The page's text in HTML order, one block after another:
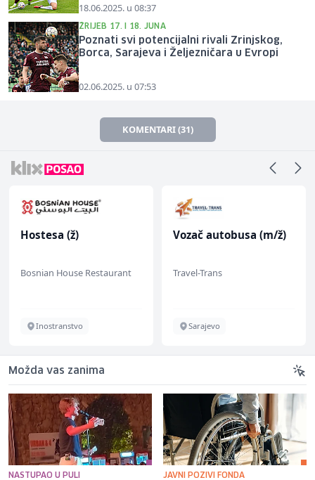
18.06.2025. u 08:37
ŽRIJEB 17. I 18. JUNA
Poznati svi potencijalni rivali Zrinjskog,
Borca, Sarajeva i Željezničara u Evropi
02.06.2025. u 07:53
KOMENTARI (31)
Hostesa (ž)
Bosnian House Restaurant
Inostranstvo
Vozač autobusa (m/ž)
Travel-Trans
Sarajevo
Možda vas zanima
NASTUPAO U PULI JAVNI POZIVI FONDA